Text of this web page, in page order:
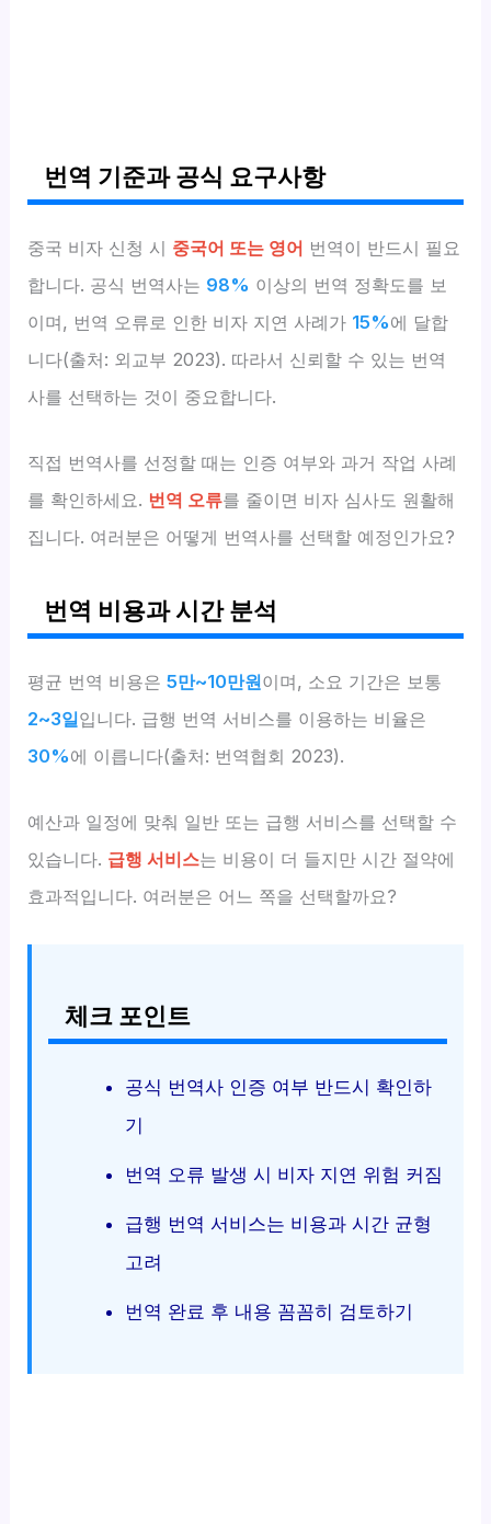
번역 기준과 공식 요구사항
중국 비자 신청 시 중국어 또는 영어 번역이 반드시 필요
합니다. 공식 번역사는 98% 이상의 번역 정확도를 보
이며, 번역 오류로 인한 비자 지연 사례가 15%에 달합
니다(출처: 외교부 2023). 따라서 신뢰할 수 있는 번역
사를 선택하는 것이 중요합니다.
직접 번역사를 선정할 때는 인증 여부와 과거 작업 사례
를 확인하세요. 번역 오류를 줄이면 비자 심사도 원활해
집니다. 여러분은 어떻게 번역사를 선택할 예정인가요?
번역 비용과 시간 분석
평균 번역 비용은5만~10만원이며, 소요 기간은 보통
2~3일입니다. 급행 번역 서비스를 이용하는 비율은
30%에 이릅니다(출처: 번역협회 2023).
예산과 일정에 맞춰 일반 또는 급행 서비스를 선택할 수
있습니다. 급행 서비스는 비용이 더 들지만 시간 절약에
효과적입니다. 여러분은 어느 쪽을 선택할까요?
체크 포인트
공식 번역사 인증 여부 반드시 확인하
기
번역 오류 발생 시 비자 지연 위험 커짐
급행 번역 서비스는 비용과 시간 균형
고려
번역 완료 후 내용 꼼꼼히 검토하기